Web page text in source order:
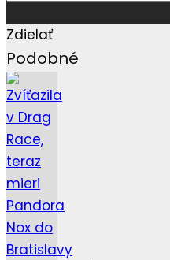
Zdielať
Podobné